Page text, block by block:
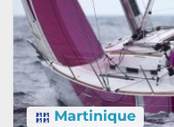
Martinique